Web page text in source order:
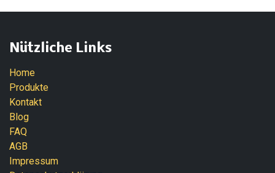
Nützliche Links
Home
Produkte
Kontakt
Blog
FAQ
AGB
Impressum